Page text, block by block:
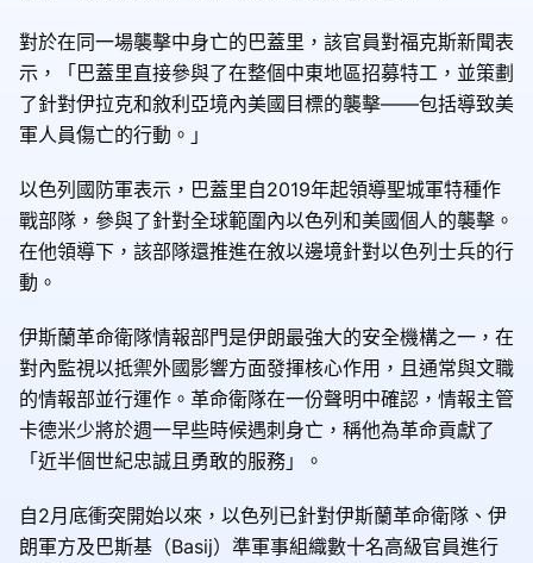
對於在同一場襲擊中身亡的巴蓋里，該官員對福克斯新聞表
示，「巴蓋里直接參與了在整個中東地區招募特工，並策劃
了針對伊拉克和敘利亞境內美國目標的襲擊——包括導致美
軍人員傷亡的行動。」
以色列國防軍表示，巴蓋里自2019年起領導聖城軍特種作
戰部隊，參與了針對全球範圍內以色列和美國個人的襲擊。
在他領導下，該部隊還推進在敘以邊境針對以色列士兵的行
動。
伊斯蘭革命衛隊情報部門是伊朗最強大的安全機構之一，在
對內監視以抵禦外國影響方面發揮核心作用，且通常與文職
的情報部並行運作。革命衛隊在一份聲明中確認，情報主管
卡德米少將於週一早些時候遇刺身亡，稱他為革命貢獻了
「近半個世紀忠誠且勇敢的服務」。
自2月底衝突開始以來，以色列已針對伊斯蘭革命衛隊、伊
朗軍方及巴斯基（Basij）準軍事組織數十名高級官員進行